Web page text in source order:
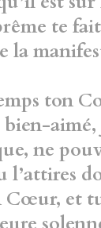
te
la
ton
aimé,
ne
l’attires
Cœur, et